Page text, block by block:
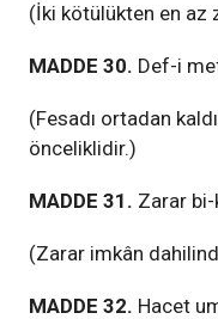
(İki kötülükten en az
MADDE 30. Def-i
(Fesadı ortadan
önceliklidir.)
MADDE 31. Zarar
(Zarar imkân
MADDE 32. Hacet